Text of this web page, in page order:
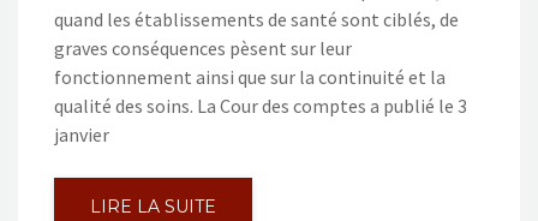
quand les établissements de santé sont ciblés, de
graves conséquences pèsent sur leur
fonctionnement ainsi que sur la continuité et la
qualité des soins. La Cour des comptes a publié le 3
janvier
LIRE LA SUITE